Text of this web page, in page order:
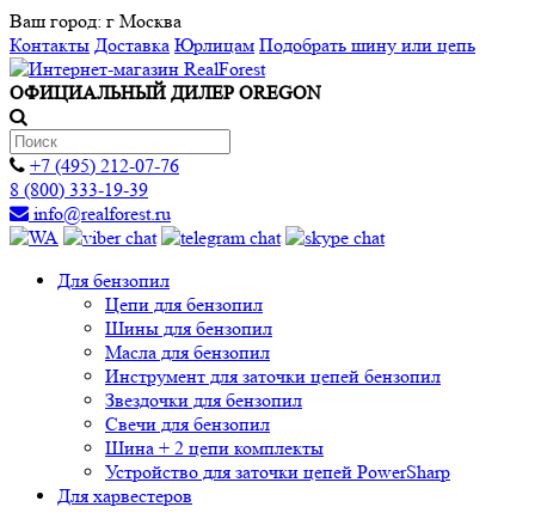
Ваш город: г Москва
Контакты Доставка Юрлицам Подобрать шину или цепь
ОФИЦИАЛЬНЫЙ ДИЛЕР OREGON
+7 (495) 212-07-76
8 (800) 333-19-39
info@realforest.ru
Для бензопил
Цепи для бензопил
Шины для бензопил
Масла для бензопил
Инструмент для заточки цепей бензопил
Звездочки для бензопил
Свечи для бензопил
Шина + 2 цепи комплекты
Устройство для заточки цепей PowerSharp
Для харвестеров